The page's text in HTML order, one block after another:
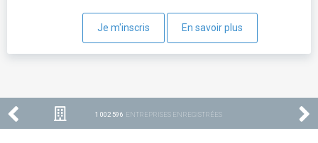
Je m'inscris En savoir plus
1 002 596 ENTREPRISES ENREGISTRÉES